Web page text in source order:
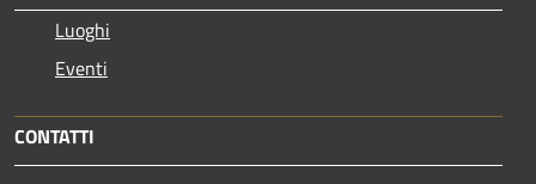
Luoghi
Eventi
CONTATTI